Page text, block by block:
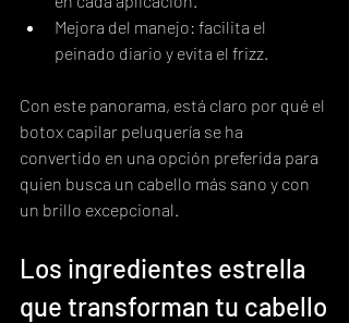
Mejora del manejo: facilita el
peinado diario y evita el frizz.
Con este panorama, está claro por qué el
botox capilar peluquería se ha
convertido en una opción preferida para
quien busca un cabello más sano y con
un brillo excepcional.
Los ingredientes estrella
que transforman tu cabello